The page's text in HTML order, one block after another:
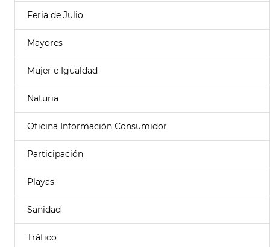
Feria de Julio
Mayores
Mujer e Igualdad
Naturia
Oficina Información Consumidor
Participación
Playas
Sanidad
Tráfico